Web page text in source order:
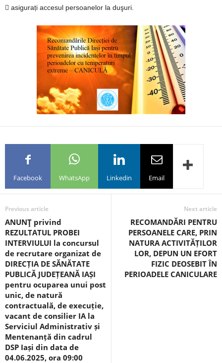
 asigurați accesul persoanelor la duşuri.
Facebook WhatsApp Linkedin Email
Previous article
ANUNŢ privind
REZULTATUL PROBEI
INTERVIULUI la concursul
de recrutare organizat de
DIRECȚIA DE SĂNĂTATE
PUBLICĂ JUDEȚEANĂ IAȘI
pentru ocuparea unui post
unic, de natură
contractuală, de execuție,
vacant de consilier IA la
Serviciul Administrativ și
Mentenanță din cadrul
DSP Iași din data de
04.06.2025, ora 09:00
Next article
RECOMANDĂRI PENTRU
PERSOANELE CARE, PRIN
NATURA ACTIVITĂȚILOR
LOR, DEPUN UN EFORT
FIZIC DEOSEBIT ÎN
PERIOADELE CANICULARE